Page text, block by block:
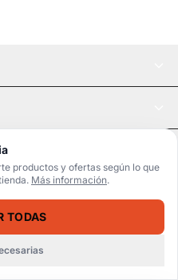
productos y ofertas según lo que
Más información.
TODAS
/ Datos protegidos
© 2026
Tarjetas